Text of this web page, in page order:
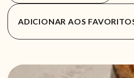
ADICIONAR AOS